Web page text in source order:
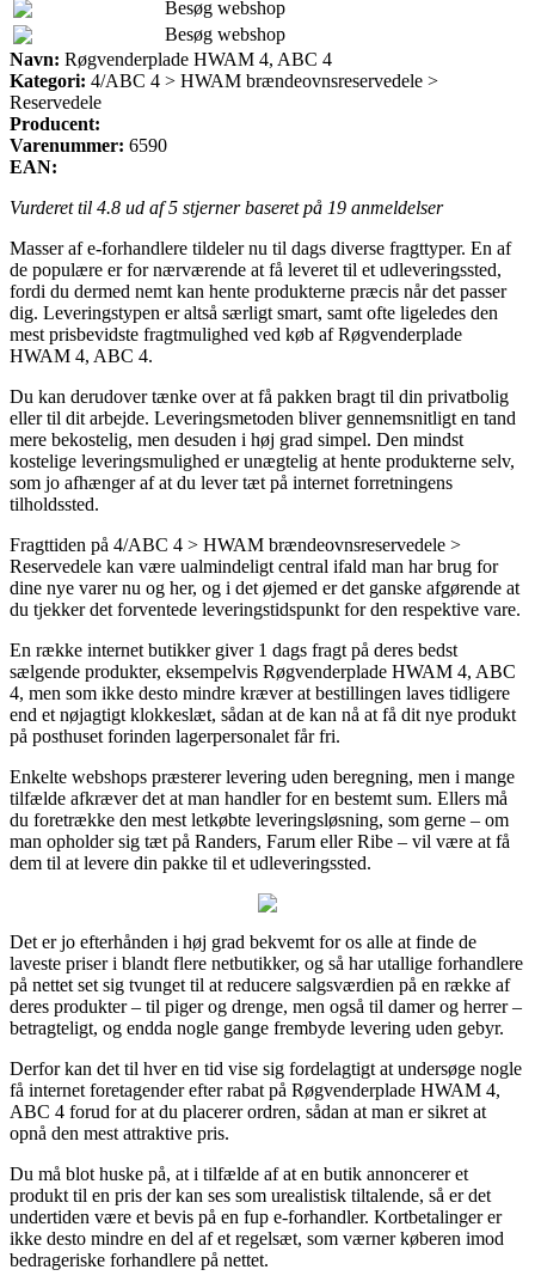
Besøg webshop
Besøg webshop
Navn: Røgvenderplade HWAM 4, ABC 4
Kategori: 4/ABC 4 > HWAM brændeovnsreservedele >
Reservedele
Producent:
Varenummer: 6590
EAN:
Vurderet til 4.8 ud af 5 stjerner baseret på 19 anmeldelser
Masser af e-forhandlere tildeler nu til dags diverse fragttyper. En af
de populære er for nærværende at få leveret til et udleveringssted,
fordi du dermed nemt kan hente produkterne præcis når det passer
dig. Leveringstypen er altså særligt smart, samt ofte ligeledes den
mest prisbevidste fragtmulighed ved køb af Røgvenderplade
HWAM 4, ABC 4.
Du kan derudover tænke over at få pakken bragt til din privatbolig
eller til dit arbejde. Leveringsmetoden bliver gennemsnitligt en tand
mere bekostelig, men desuden i høj grad simpel. Den mindst
kostelige leveringsmulighed er unægtelig at hente produkterne selv,
som jo afhænger af at du lever tæt på internet forretningens
tilholdssted.
Fragttiden på 4/ABC 4 > HWAM brændeovnsreservedele >
Reservedele kan være ualmindeligt central ifald man har brug for
dine nye varer nu og her, og i det øjemed er det ganske afgørende at
du tjekker det forventede leveringstidspunkt for den respektive vare.
En række internet butikker giver 1 dags fragt på deres bedst
sælgende produkter, eksempelvis Røgvenderplade HWAM 4, ABC
4, men som ikke desto mindre kræver at bestillingen laves tidligere
end et nøjagtigt klokkeslæt, sådan at de kan nå at få dit nye produkt
på posthuset forinden lagerpersonalet får fri.
Enkelte webshops præsterer levering uden beregning, men i mange
tilfælde afkræver det at man handler for en bestemt sum. Ellers må
du foretrække den mest letkøbte leveringsløsning, som gerne – om
man opholder sig tæt på Randers, Farum eller Ribe – vil være at få
dem til at levere din pakke til et udleveringssted.
Det er jo efterhånden i høj grad bekvemt for os alle at finde de
laveste priser i blandt flere netbutikker, og så har utallige forhandlere
på nettet set sig tvunget til at reducere salgsværdien på en række af
deres produkter – til piger og drenge, men også til damer og herrer –
betragteligt, og endda nogle gange frembyde levering uden gebyr.
Derfor kan det til hver en tid vise sig fordelagtigt at undersøge nogle
få internet foretagender efter rabat på Røgvenderplade HWAM 4,
ABC 4 forud for at du placerer ordren, sådan at man er sikret at
opnå den mest attraktive pris.
Du må blot huske på, at i tilfælde af at en butik annoncerer et
produkt til en pris der kan ses som urealistisk tiltalende, så er det
undertiden være et bevis på en fup e-forhandler. Kortbetalinger er
ikke desto mindre en del af et regelsæt, som værner køberen imod
bedrageriske forhandlere på nettet.